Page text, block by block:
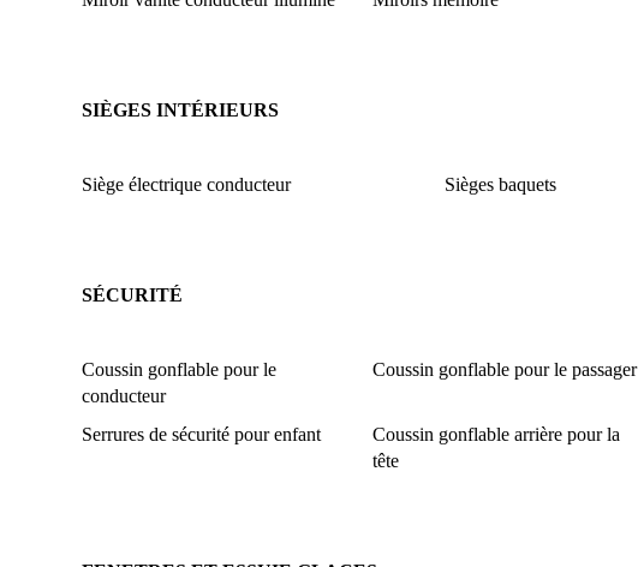
SIÈGES INTÉRIEURS
Siège électrique conducteur Sièges baquets
SÉCURITÉ
Coussin gonflable pour le
conducteur
Coussin gonflable pour le passager
Serrures de sécurité pour enfant
Coussin gonflable arrière pour la
tête